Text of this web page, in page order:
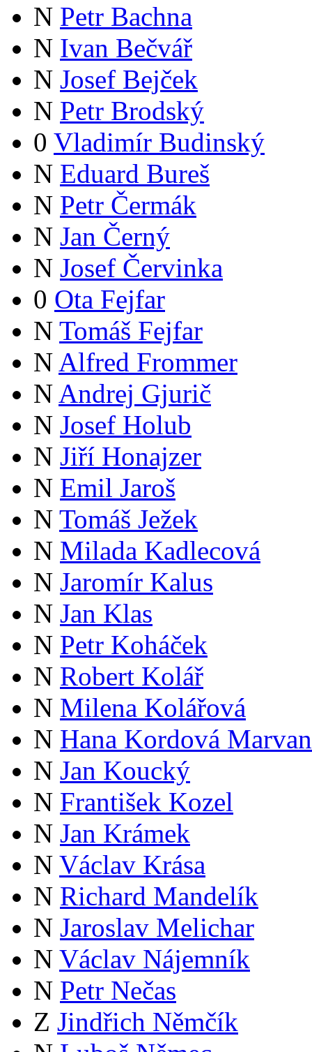
N Petr Bachna
N Ivan Bečvář
N Josef Bejček
N Petr Brodský
0 Vladimír Budinský
N Eduard Bureš
N Petr Čermák
N Jan Černý
N Josef Červinka
0 Ota Fejfar
N Tomáš Fejfar
N Alfred Frommer
N Andrej Gjurič
N Josef Holub
N Jiří Honajzer
N Emil Jaroš
N Tomáš Ježek
N Milada Kadlecová
N Jaromír Kalus
N Jan Klas
N Petr Koháček
N Robert Kolář
N Milena Kolářová
N Hana Kordová
N Jan Koucký
N František Kozel
N Jan Krámek
N Václav Krása
N Richard Mandelík
N Jaroslav Melichar
N Václav Nájemník
N Petr Nečas
Z Jindřich Němčík